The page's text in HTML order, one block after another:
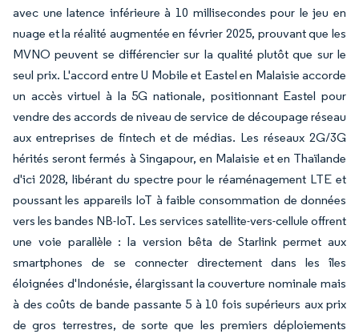
avec une latence inférieure à 10 millisecondes pour le jeu en
nuage et la réalité augmentée en février 2025, prouvant que les
MVNO peuvent se différencier sur la qualité plutôt que sur le
seul prix. L'accord entre U Mobile et Eastel en Malaisie accorde
un accès virtuel à la 5G nationale, positionnant Eastel pour
vendre des accords de niveau de service de découpage réseau
aux entreprises de fintech et de médias. Les réseaux 2G/3G
hérités seront fermés à Singapour, en Malaisie et en Thaïlande
d'ici 2028, libérant du spectre pour le réaménagement LTE et
poussant les appareils IoT à faible consommation de données
vers les bandes NB-IoT. Les services satellite-vers-cellule offrent
une voie parallèle : la version bêta de Starlink permet aux
smartphones de se connecter directement dans les îles
éloignées d'Indonésie, élargissant la couverture nominale mais
à des coûts de bande passante 5 à 10 fois supérieurs aux prix
de gros terrestres, de sorte que les premiers déploiements